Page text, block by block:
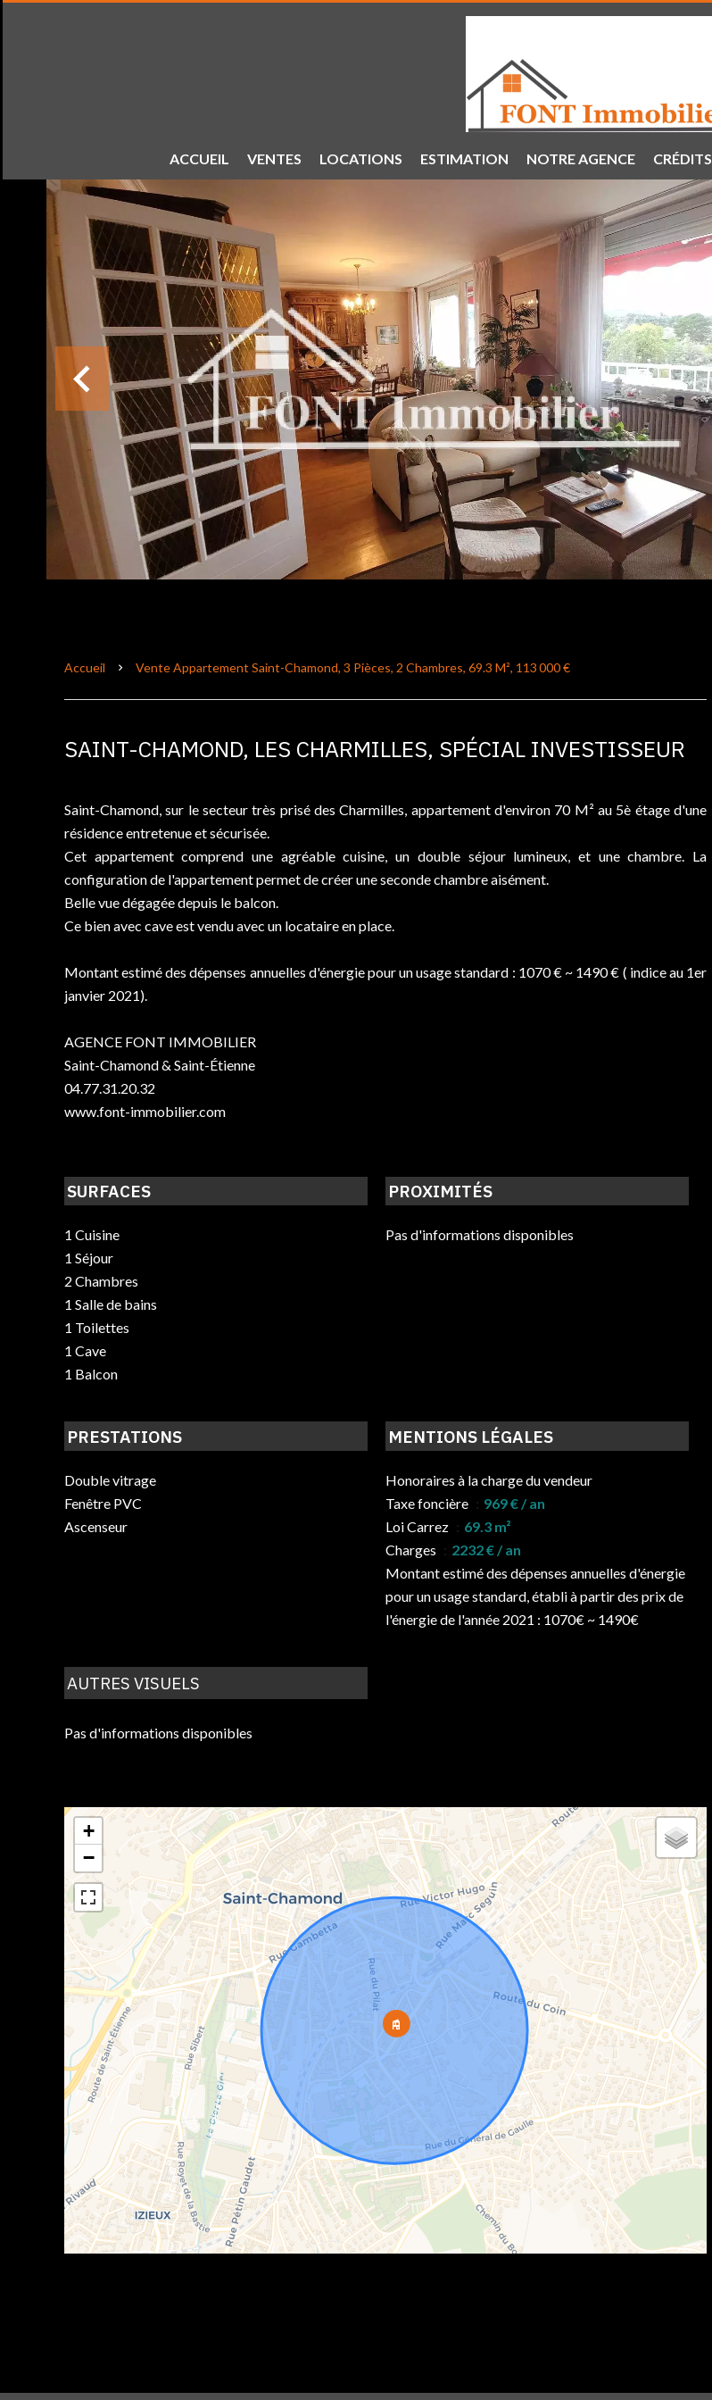
ACCUEIL VENTES LOCATIONS ESTIMATION NOTRE AGENCE CRÉDITS
Accueil Vente Appartement Saint-Chamond, 3 Pièces, 2 Chambres, 69.3 M², 113 000 €
SAINT-CHAMOND, LES CHARMILLES, SPÉCIAL INVESTISSEUR
Saint-Chamond, sur le secteur très prisé des Charmilles, appartement d'environ 70 M² au 5è étage d'une
résidence entretenue et sécurisée.
Cet appartement comprend une agréable cuisine, un double séjour lumineux, et une chambre. La
configuration de l'appartement permet de créer une seconde chambre aisément.
Belle vue dégagée depuis le balcon.
Ce bien avec cave est vendu avec un locataire en place.
Montant estimé des dépenses annuelles d'énergie pour un usage standard : 1070 € ~ 1490 € ( indice au 1er
janvier 2021).
AGENCE FONT IMMOBILIER
Saint-Chamond & Saint-Étienne
04.77.31.20.32
www.font-immobilier.com
SURFACES
1 Cuisine
1 Séjour
2 Chambres
1 Salle de bains
1 Toilettes
1 Cave
1 Balcon
PROXIMITÉS
Pas d'informations disponibles
PRESTATIONS
Double vitrage
Fenêtre PVC
Ascenseur
MENTIONS LÉGALES
Honoraires à la charge du vendeur
Taxe foncière
969 € / an
Loi Carrez
69.3 m²
Charges
2232 € / an
Montant estimé des dépenses annuelles d'énergie
pour un usage standard, établi à partir des prix de
l'énergie de l'année 2021 : 1070€ ~ 1490€
AUTRES VISUELS
Pas d'informations disponibles
+
−